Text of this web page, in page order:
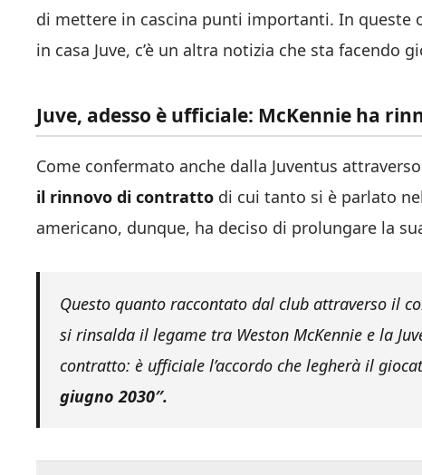
di mettere in cascina punti importanti. In
in casa Juve, c’è un altra notizia che sta facendo
Juve, adesso è ufficiale: McKennie ha
Come confermato anche dalla Juventus
il rinnovo di contratto di cui tanto si è parlato
americano, dunque, ha deciso di prolungare la
Questo quanto raccontato dal club attraverso il
si rinsalda il legame tra Weston McKennie e la
contratto: è ufficiale l’accordo che legherà il
giugno 2030″.